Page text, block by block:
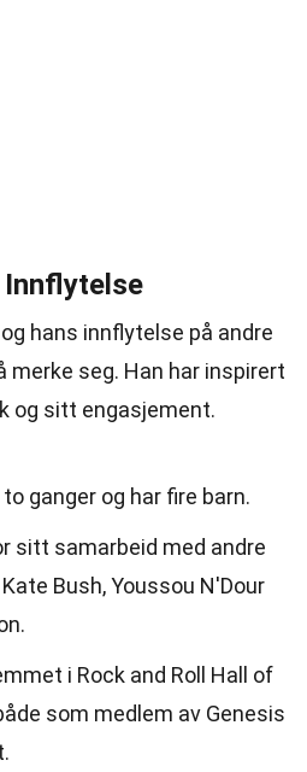
hans innflytelse på andre
merke seg. Han har inspirert
og sitt engasjement.
ganger og har fire barn.
sitt samarbeid med andre
Bush, Youssou N'Dour
i Rock and Roll Hall of
som medlem av Genesis